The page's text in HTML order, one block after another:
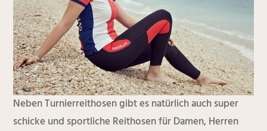
Neben Turnierreithosen gibt es natürlich auch super
schicke und sportliche Reithosen für Damen, Herren